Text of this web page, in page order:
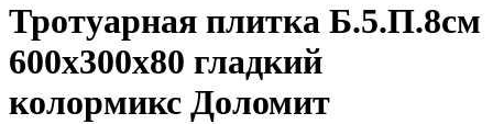
Тротуарная плитка Б.5.П.8см
600х300х80 гладкий
колормикс Доломит